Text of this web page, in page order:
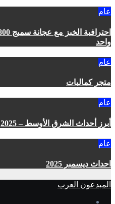
عام
واحد
عام
متجر كماليات
عام
أبرز أحداث الشرق الأوسط – 2025
عام
احداث ديسمبر 2025
المبدعون العرب